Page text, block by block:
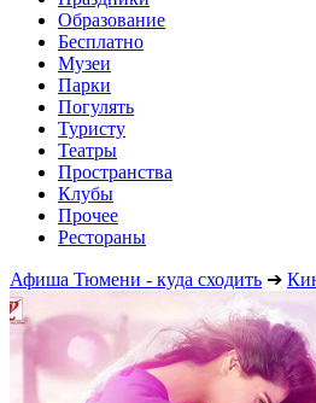
Образование
Бесплатно
Музеи
Парки
Погулять
Туристу
Театры
Пространства
Клубы
Прочее
Рестораны
Афиша Тюмени - куда сходить ➔